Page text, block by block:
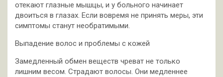
отекают глазные мышцы, и у больного начинает
двоиться в глазах. Если вовремя не принять меры, эти
симптомы станут необратимыми.
Выпадение волос и проблемы с кожей
Замедленный обмен веществ чреват не только
лишним весом. Страдают волосы. Они медленнее